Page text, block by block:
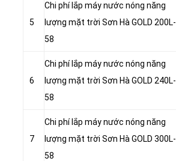
5
Chi phí lắp máy nước nóng năng
lượng mặt trời Sơn Hà GOLD 200L-
58
6
Chi phí lắp máy nước nóng năng
lượng mặt trời Sơn Hà GOLD 240L-
58
7
Chi phí lắp máy nước nóng năng
lượng mặt trời Sơn Hà GOLD 300L-
58